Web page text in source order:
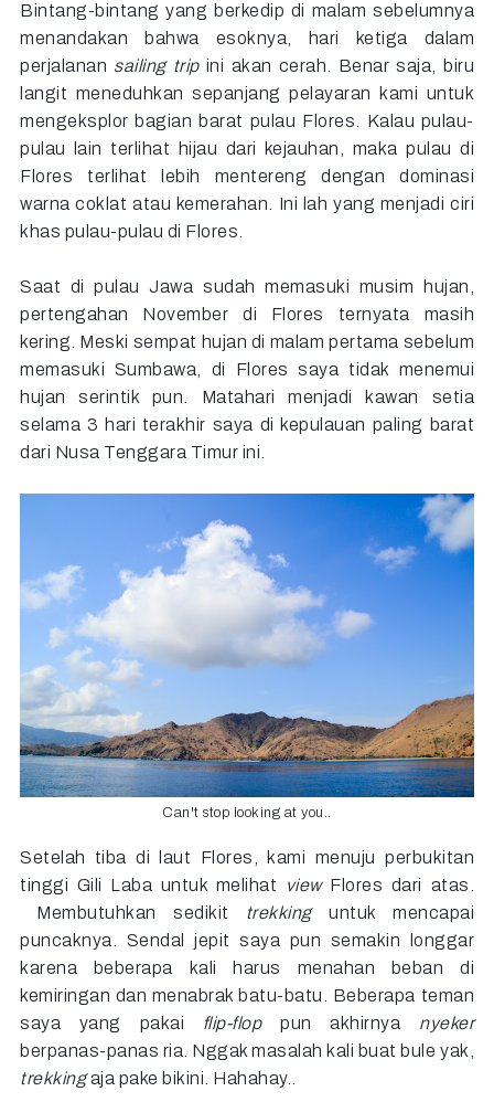
Bintang-bintang yang berkedip di malam sebelumnya
menandakan bahwa esoknya, hari ketiga dalam
perjalanan sailing tripini akan cerah. Benar saja, biru
langit meneduhkan sepanjang pelayaran kami untuk
mengeksplor bagian barat pulau Flores. Kalau pulau-
pulau lain terlihat hijau dari kejauhan, maka pulau di
Flores terlihat lebih mentereng dengan dominasi
warna coklat atau kemerahan. Ini lah yang menjadi ciri
khas pulau-pulau di Flores.
Saat di pulau Jawa sudah memasuki musim hujan,
pertengahan November di Flores ternyata masih
kering. Meski sempat hujan di malam pertama sebelum
memasuki Sumbawa, di Flores saya tidak menemui
hujan serintik pun. Matahari menjadi kawan setia
selama 3 hari terakhir saya di kepulauan paling barat
dari Nusa Tenggara Timur ini.
Can't stop looking at you..
Setelah tiba di laut Flores, kami menuju perbukitan
tinggi Gili Laba untuk melihat
viewFlores dari atas.
Membutuhkan sedikit trekkinguntuk mencapai
puncaknya. Sendal jepit saya pun semakin longgar
karena beberapa kali harus menahan beban di
kemiringan dan menabrak batu-batu. Beberapa teman
saya yang pakai flip-floppun akhirnya nyeker
berpanas-panas ria. Nggak masalah kali buat bule yak,
trekkingaja pake bikini. Hahahay..